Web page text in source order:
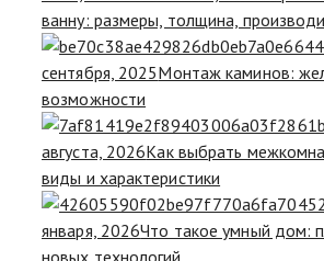
ванну: размеры, толщина,
сентября, 2025Монтаж каминов:
возможности
августа, 2026Как выбрать
виды и характеристики
января, 2026Что такое умный дом:
новых технологий